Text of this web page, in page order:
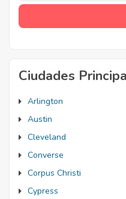
Ciudades
Arlington
Austin
Cleveland
Converse
Corpus Christi
Cypress